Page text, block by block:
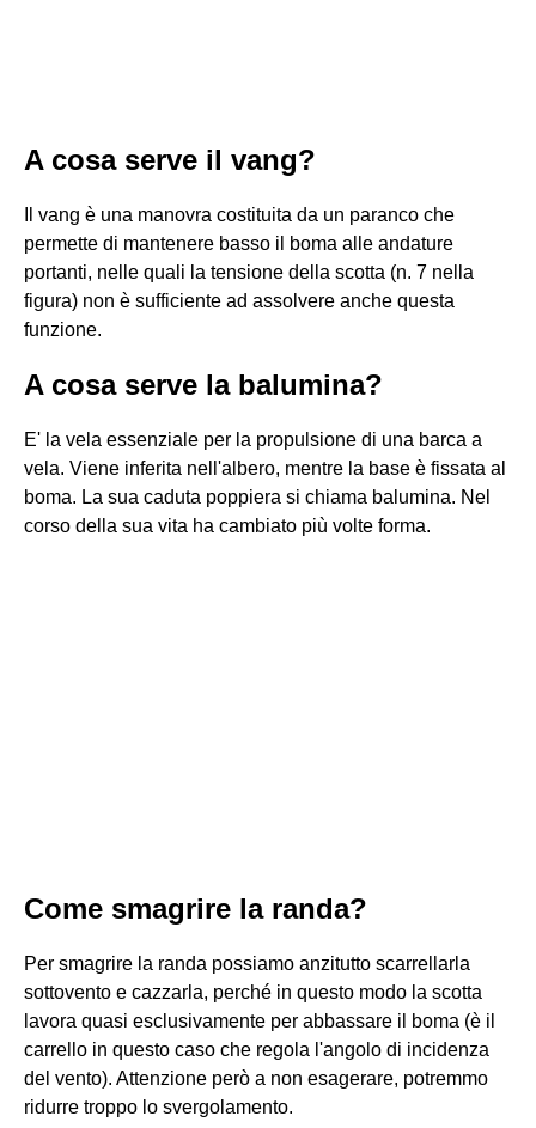
A cosa serve il vang?
Il vang è una manovra costituita da un paranco che
permette di mantenere basso il boma alle andature
portanti, nelle quali la tensione della scotta (n. 7 nella
figura) non è sufficiente ad assolvere anche questa
funzione.
A cosa serve la balumina?
E' la vela essenziale per la propulsione di una barca a
vela. Viene inferita nell'albero, mentre la base è fissata al
boma. La sua caduta poppiera si chiama balumina. Nel
corso della sua vita ha cambiato più volte forma.
Come smagrire la randa?
Per smagrire la randa possiamo anzitutto scarrellarla
sottovento e cazzarla, perché in questo modo la scotta
lavora quasi esclusivamente per abbassare il boma (è il
carrello in questo caso che regola l'angolo di incidenza
del vento). Attenzione però a non esagerare, potremmo
ridurre troppo lo svergolamento.